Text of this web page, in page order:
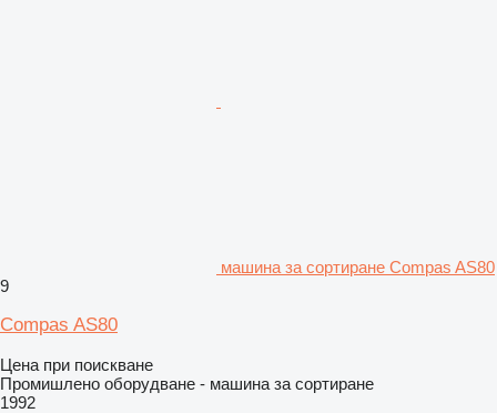
машина за сортиране Compas AS80
9
Compas AS80
Цена при поискване
Промишлено оборудване - машина за сортиране
1992